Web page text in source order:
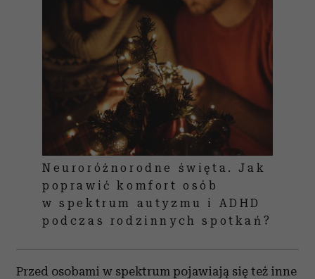
Neuroróżnorodne święta. Jak
poprawić komfort osób
w spektrum autyzmu i ADHD
podczas rodzinnych spotkań?
Przed osobami w spektrum pojawiają się też inne